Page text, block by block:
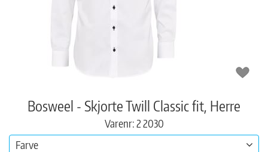
Bosweel - Skjorte Twill Classic fit, Herre
Varenr: 2 2030
Farve